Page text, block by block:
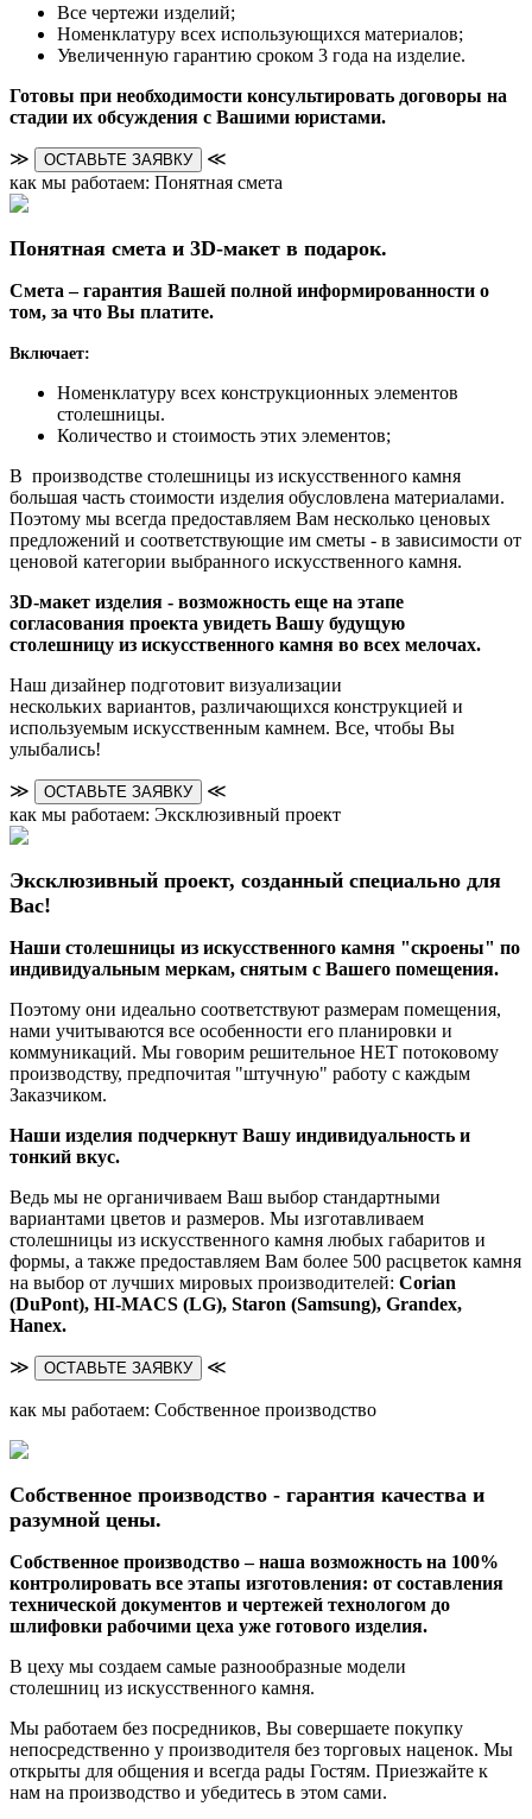
Все чертежи изделий;
Номенклатуру всех использующихся материалов;
Увеличенную гарантию сроком 3 года на изделие.
Готовы при необходимости консультировать договоры на
стадии их обсуждения с Вашими юристами.
≫ ОСТАВЬТЕ ЗАЯВКУ
≪
как мы работаем: Понятная смета
Понятная смета и 3D-макет в подарок.
Смета – гарантия Вашей полной информированности о
том, за что Вы платите.
Включает:
Номенклатуру всех конструкционных элементов
столешницы.
Количество и стоимость этих элементов;
В производстве столешницы из искусственного камня
большая часть стоимости изделия обусловлена материалами.
Поэтому мы всегда предоставляем Вам несколько ценовых
предложений и соответствующие им сметы - в зависимости от
ценовой категории выбранного искусственного камня.
3D-макет изделия - возможность еще на этапе
согласования проекта увидеть Вашу будущую
столешницу из искусственного камня во всех мелочах.
Наш дизайнер подготовит визуализации
нескольких вариантов, различающихся конструкцией и
используемым искусственным камнем. Все, чтобы Вы
улыбались!
≫ ОСТАВЬТЕ ЗАЯВКУ
≪
как мы работаем: Эксклюзивный проект
Эксклюзивный проект, созданный специально для
Вас!
Наши столешницы из искусственного камня "скроены" по
индивидуальным меркам, снятым с Вашего помещения.
Поэтому они идеально соответствуют размерам помещения,
нами учитываются все особенности его планировки и
коммуникаций. Мы говорим решительное НЕТ потоковому
производству, предпочитая "штучную" работу с каждым
Заказчиком.
Наши изделия подчеркнут Вашу индивидуальность и
тонкий вкус.
Ведь мы не органичиваем Ваш выбор стандартными
вариантами цветов и размеров. Мы изготавливаем
столешницы из искусственного камня любых габаритов и
формы, а также предоставляем Вам более 500 расцветок камня
на выбор от лучших мировых производителей: Corian
(DuPont), HI-MACS (LG), Staron (Samsung), Grandex,
Hanex.
≫ ОСТАВЬТЕ ЗАЯВКУ ≪
как мы работаем: Собственное производство
Собственное производство - гарантия качества и
разумной цены.
Собственное производство – наша возможность на 100%
контролировать все этапы изготовления: от составления
технической документов и чертежей технологом до
шлифовки рабочими цеха уже готового изделия.
В цеху мы создаем самые разнообразные модели
столешниц из искусственного камня.
Мы работаем без посредников, Вы совершаете покупку
непосредственно у производителя без торговых наценок. Мы
открыты для общения и всегда рады Гостям. Приезжайте к
нам на производство и убедитесь в этом сами.